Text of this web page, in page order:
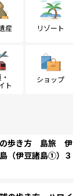
産 リゾート
ト
ショップ
歩き方 島旅 伊
（伊豆諸島①）３